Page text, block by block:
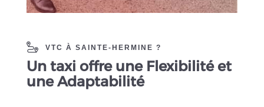
VTC À SAINTE-HERMINE ?
Un taxi offre une Flexibilité et
une Adaptabilité